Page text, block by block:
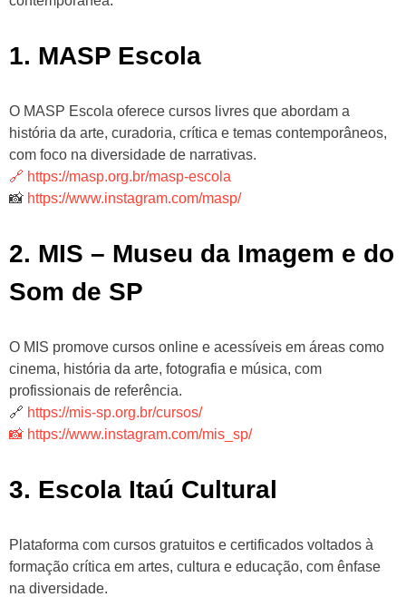
1. MASP Escola
O MASP Escola oferece cursos livres que abordam a
história da arte, curadoria, crítica e temas contemporâneos,
com foco na diversidade de narrativas.
🔗 https://masp.org.br/masp-escola
📸 https://www.instagram.com/masp/
2. MIS – Museu da Imagem e do
Som de SP
O MIS promove cursos online e acessíveis em áreas como
cinema, história da arte, fotografia e música, com
profissionais de referência.
🔗 https://mis-sp.org.br/cursos/
📸 https://www.instagram.com/mis_sp/
3. Escola Itaú Cultural
Plataforma com cursos gratuitos e certificados voltados à
formação crítica em artes, cultura e educação, com ênfase
na diversidade.